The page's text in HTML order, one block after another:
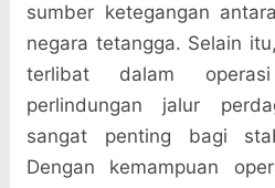
sumber ketegangan
negara tetangga. Selain
terlibat dalam
perlindungan jalur
sangat penting bagi
Dengan kemampuan